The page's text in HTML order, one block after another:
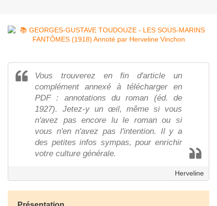
Vous trouverez en fin d'article un
complément annexé à télécharger en
PDF : annotations du roman (éd. de
1927). Jetez-y un œil, même si vous
n'avez pas encore lu le roman ou si
vous n'en n'avez pas l'intention. Il y a
des petites infos sympas, pour enrichir
votre culture générale.
Herveline